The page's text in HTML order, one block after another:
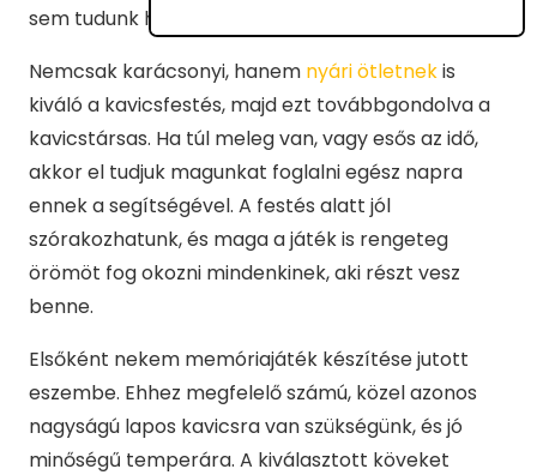
sem tudunk hozzájutni.
Nemcsak karácsonyi, hanem nyári ötletnekis
kiváló a kavicsfestés, majd ezt továbbgondolva a
kavicstársas. Ha túl meleg van, vagy esős az idő,
akkor el tudjuk magunkat foglalni egész napra
ennek a segítségével. A festés alatt jól
szórakozhatunk, és maga a játék is rengeteg
örömöt fog okozni mindenkinek, aki részt vesz
benne.
Elsőként nekem memóriajáték készítése jutott
eszembe. Ehhez megfelelő számú, közel azonos
nagyságú lapos kavicsra van szükségünk, és jó
minőségű temperára. A kiválasztott köveket